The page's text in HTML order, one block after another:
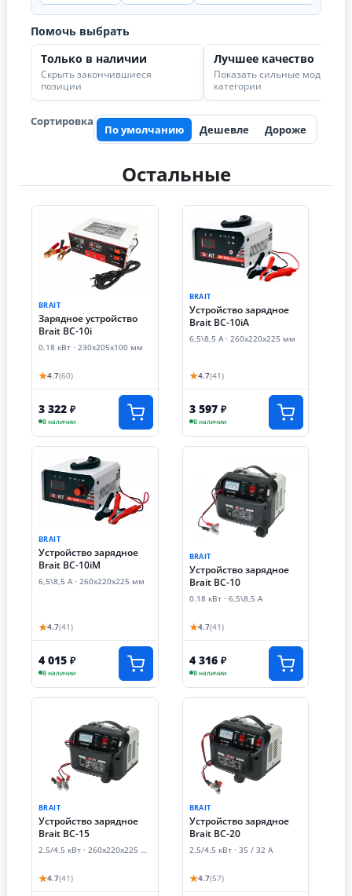
Помочь выбрать
Только в наличии
Скрыть закончившиеся
позиции
Лучшее качество
Показать сильные модели в
категории
Сортировка
По умолчанию Дешевле Дороже
Остальные
BRAIT
Зарядное устройство
Brait BC-10i
0.18 кВт · 230х205х100 мм
★4.7(60)
3 322 ₽
В наличии
BRAIT
Устройство зарядное
Brait BC-10iА
6,5\8,5 А · 260х220х225 мм
★4.7(41)
3 597 ₽
В наличии
BRAIT
Устройство зарядное
Brait BC-10iM
6,5\8,5 А · 260х220х225 мм
★4.7(41)
4 015 ₽
В наличии
BRAIT
Устройство зарядное
Brait BC-10
0.18 кВт · 6,5\8,5 А
★4.7(41)
4 316 ₽
В наличии
BRAIT
Устройство зарядное
Brait BC-15
2.5/4.5 кВт · 260х220х225 мм
★4.7(41)
BRAIT
Устройство зарядное
Brait BC-20
2.5/4.5 кВт · 35 / 32 А
★4.7(57)